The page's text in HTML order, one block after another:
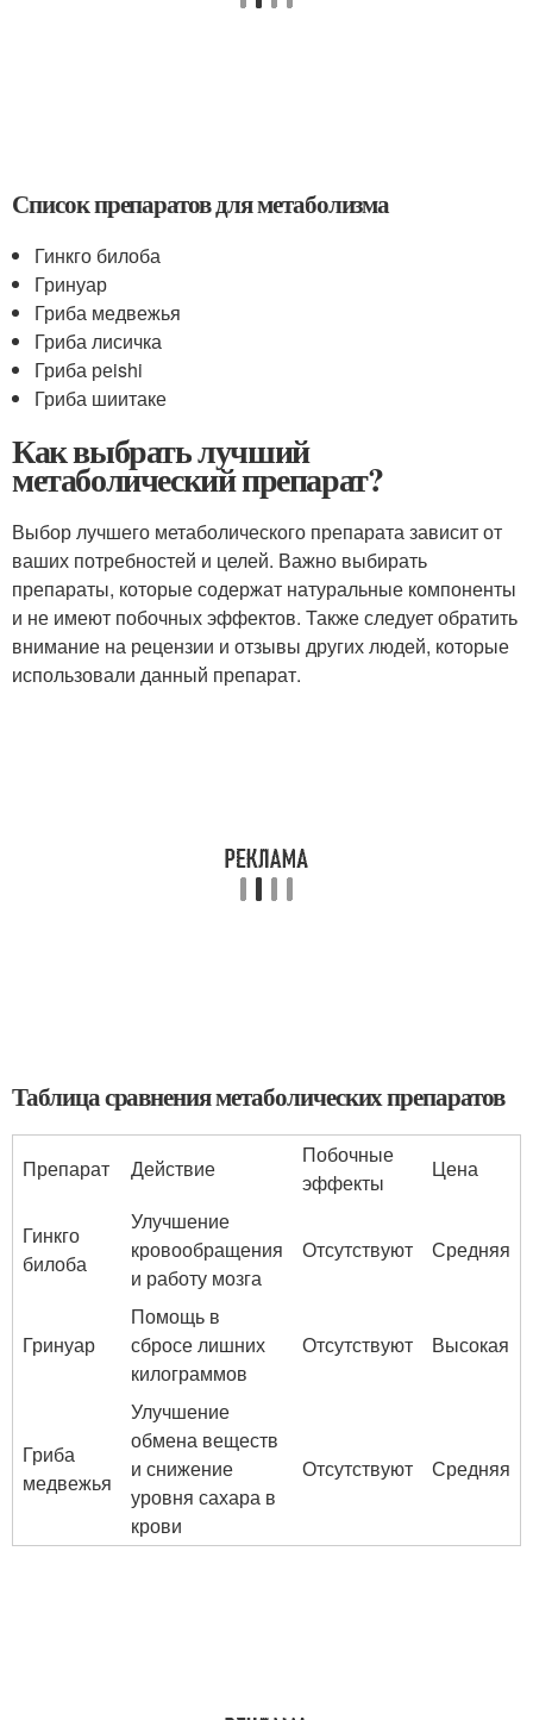
Список препаратов для метаболизма
Гинкго билоба
Гринуар
Гриба медвежья
Гриба лисичка
Гриба реishi
Гриба шиитаке
Как выбрать лучший
метаболический препарат?
Выбор лучшего метаболического препарата зависит от
ваших потребностей и целей. Важно выбирать
препараты, которые содержат натуральные компоненты
и не имеют побочных эффектов. Также следует обратить
внимание на рецензии и отзывы других людей, которые
использовали данный препарат.
Таблица сравнения метаболических препаратов
Препарат Действие
Побочные
эффекты
Цена
Гинкго
билоба
Улучшение
кровообращения
и работу мозга
Отсутствуют Средняя
Гринуар
Помощь в
сбросе лишних
килограммов
Отсутствуют Высокая
Гриба
медвежья
Улучшение
обмена веществ
и снижение
уровня сахара в
крови
Отсутствуют Средняя